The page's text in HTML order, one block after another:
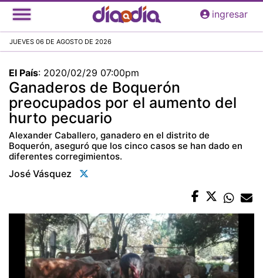
Pasar
al
principal
ingresar
JUEVES 06 DE AGOSTO DE 2026
El País: 2020/02/29 07:00pm
Ganaderos de Boquerón
preocupados por el aumento del
hurto pecuario
Alexander Caballero, ganadero en el distrito de
Boquerón, aseguró que los cinco casos se han dado en
diferentes corregimientos.
José Vásquez